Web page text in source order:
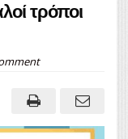
τρόποι